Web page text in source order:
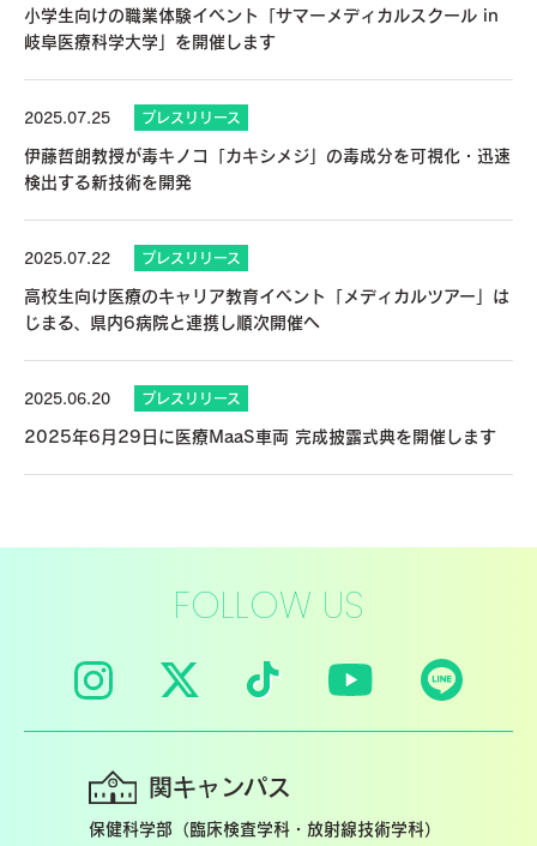
小学生向けの職業体験イベント「サマーメディカルスクール in
岐阜医療科学大学」を開催します
2025.07.25 プレスリリース
伊藤哲朗教授が毒キノコ「カキシメジ」の毒成分を可視化・迅速
検出する新技術を開発
2025.07.22 プレスリリース
高校生向け医療のキャリア教育イベント「メディカルツアー」は
じまる、県内6病院と連携し順次開催へ
2025.06.20 プレスリリース
2025年6月29日に医療MaaS車両 完成披露式典を開催します
FOLLOW US
関キャンパス
保健科学部（臨床検査学科・放射線技術学科）